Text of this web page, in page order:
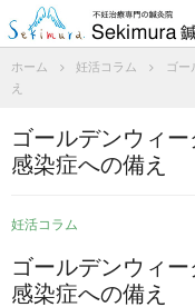
ホーム 妊活コラム
ゴー
え
ゴールデンウィ
感染症への備え
妊活コラム
ゴールデンウィ
感染症への備え